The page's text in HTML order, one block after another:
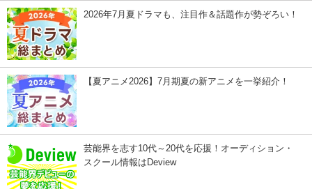
2026年7月夏ドラマも、注目作＆話題作が勢ぞろい！
【夏アニメ2026】7月期夏の新アニメを一挙紹介！
芸能界を志す10代～20代を応援！オーディション・
スクール情報はDeview